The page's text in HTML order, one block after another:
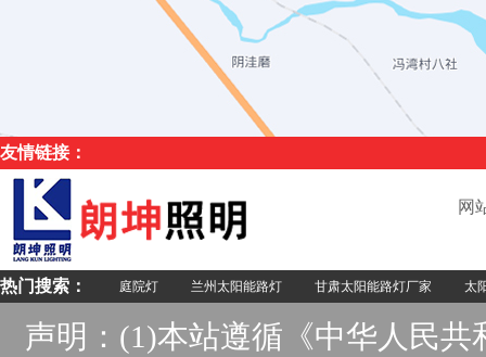
友情链接：
网
热门搜索： 庭院灯 兰州太阳能路灯 甘肃太阳能路灯厂家 太
声明：(1)本站遵循《中华人民